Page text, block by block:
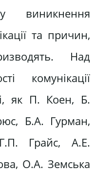
виникнення
та причин,
Над
комунікації
як П. Коен, Б.
Б.А. Гурман,
Грайс, А.Е.
О.А. Земська